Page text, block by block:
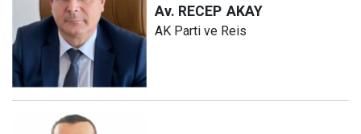
Av. RECEP AKAY
AK Parti ve Reis